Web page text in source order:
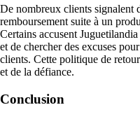
De nombreux clients signalent
remboursement suite à un
Certains accusent
et de chercher des excuses
clients. Cette politique de
et de la défiance.
Conclusion